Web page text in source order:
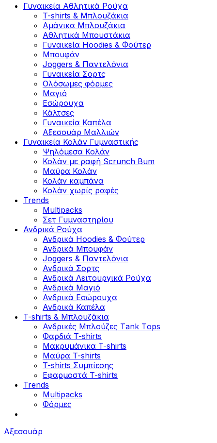
Γυναικεία Αθλητικά Ρούχα
T-shirts & Μπλουζάκια
Αμάνικα Μπλουζάκια
Aθλητικά Μπουστάκια
Γυναικεία Hoodies & Φούτερ
Μπουφάν
Joggers & Παντελόνια
Γυναικεία Σορτς
Ολόσωμες φόρμες
Μαγιό
Εσώρουχα
Κάλτσες
Γυναικεία Καπέλα
Αξεσουάρ Μαλλιών
Γυναικεία Κολάν Γυμναστικής
Ψηλόμεσα Κολάν
Κολάν με ραφή Scrunch Bum
Μαύρα Κολάν
Κολάν καμπάνα
Κολάν χωρίς ραφές
Trends
Multipacks
Σετ Γυμναστηρίου
Ανδρικά Ρούχα
Ανδρικά Hoodies & Φούτερ
Ανδρικά Μπουφάν
Joggers & Παντελόνια
Ανδρικά Σορτς
Ανδρικά Λειτουργικά Ρούχα
Ανδρικά Μαγιό
Ανδρικά Εσώρουχα
Ανδρικά Καπέλα
T-shirts & Μπλουζάκια
Ανδρικές Mπλούζες Τank Τops
Φαρδιά T-shirts
Μακρυμάνικα T-shirts
Μαύρα T-shirts
T-shirts Συμπίεσης
Εφαρμοστά T-shirts
Trends
Multipacks
Φόρμες
Αξεσουάρ